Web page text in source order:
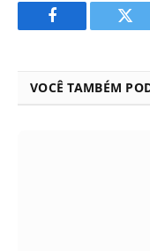
Facebook
VOCÊ TAMBÉM